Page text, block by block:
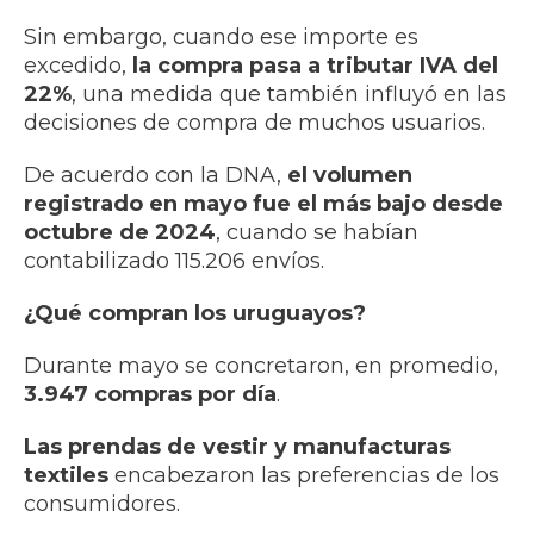
Sin embargo, cuando ese importe es
excedido, la compra pasa a tributar IVA del
22%, una medida que también influyó en las
decisiones de compra de muchos usuarios.
De acuerdo con la DNA, el volumen
registrado en mayo fue el más bajo desde
octubre de 2024, cuando se habían
contabilizado 115.206 envíos.
¿Qué compran los uruguayos?
Durante mayo se concretaron, en promedio,
3.947 compras por día.
Las prendas de vestir y manufacturas
textiles encabezaron las preferencias de los
consumidores.